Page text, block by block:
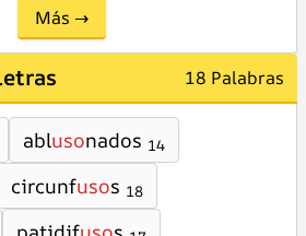
Más →
18 Palabras
ablusonados 14
circunfusos 18